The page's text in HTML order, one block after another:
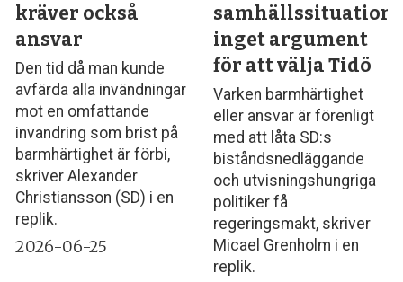
kräver också
ansvar
Den tid då man kunde
avfärda alla invändningar
mot en omfattande
invandring som brist på
barmhärtighet är förbi,
skriver Alexander
Christiansson (SD) i en
replik.
2026-06-25
samhällssituation”
inget argument
för att välja Tidö
Varken barmhärtighet
eller ansvar är förenligt
med att låta SD:s
biståndsnedläggande
och utvisningshungriga
politiker få
regeringsmakt, skriver
Micael Grenholm i en
replik.